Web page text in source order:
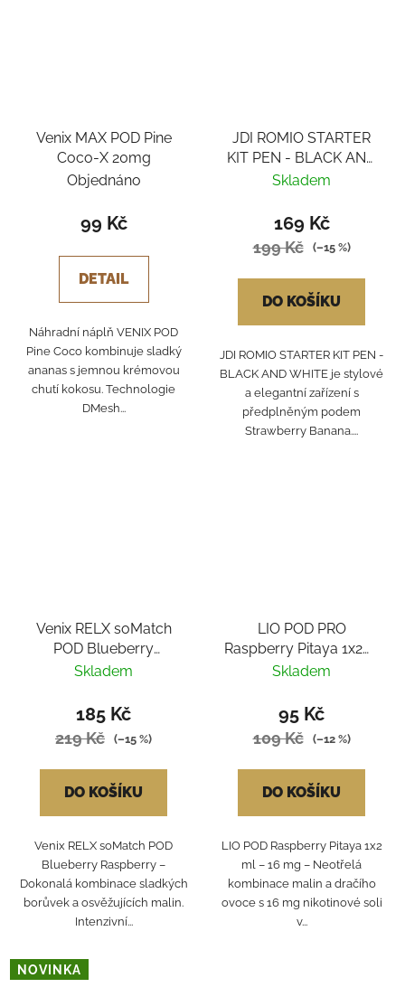
Venix MAX POD Pine
Coco-X 20mg
Objednáno
99 Kč
DETAIL
Náhradní náplň VENIX POD
Pine Coco kombinuje sladký
ananas s jemnou krémovou
chutí kokosu. Technologie
DMesh...
JDI ROMIO STARTER
KIT PEN - BLACK AND
WHITE
Skladem
169 Kč
199 Kč (–15 %)
DO KOŠÍKU
JDI ROMIO STARTER KIT PEN -
BLACK AND WHITE je stylové
a elegantní zařízení s
předplněným podem
Strawberry Banana....
Venix RELX soMatch
POD Blueberry
Raspberry 2ks
Skladem
185 Kč
219 Kč (–15 %)
DO KOŠÍKU
Venix RELX soMatch POD
Blueberry Raspberry –
Dokonalá kombinace sladkých
borůvek a osvěžujících malin.
Intenzivní...
LIO POD PRO
Raspberry Pitaya 1x2ml
16mg
Skladem
95 Kč
109 Kč (–12 %)
DO KOŠÍKU
LIO POD Raspberry Pitaya 1x2
ml – 16 mg – Neotřelá
kombinace malin a dračího
ovoce s 16 mg nikotinové soli
v...
NOVINKA